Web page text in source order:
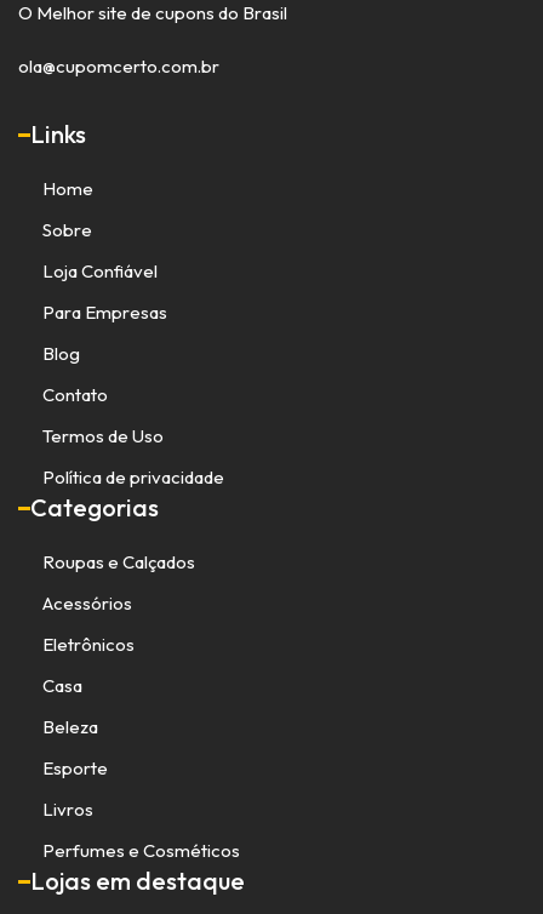
O Melhor site de cupons do Brasil
ola@cupomcerto.com.br
Links
Home
Sobre
Loja Confiável
Para Empresas
Blog
Contato
Termos de Uso
Política de privacidade
Categorias
Roupas e Calçados
Acessórios
Eletrônicos
Casa
Beleza
Esporte
Livros
Perfumes e Cosméticos
Lojas em destaque